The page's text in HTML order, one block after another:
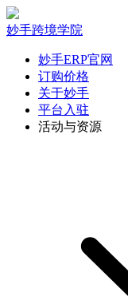
妙手跨境学院
妙手ERP官网
订购价格
关于妙手
平台入驻
活动与资源